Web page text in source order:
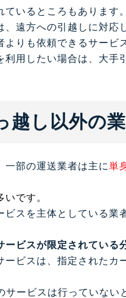
いるところもあります。
遠方への引越しに対応
りも依頼できるサービ
用したい場合は、大手
越し以外の
一部の運送業者は主に単
です。
スを主体としている業
ービスが限定されている
ビスは、指定されたカ
ービスは行っていない